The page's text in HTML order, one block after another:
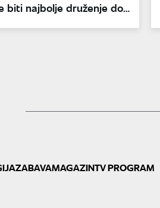
biti najbolje druženje do
ZABAVAMAGAZINTV PROGRAM